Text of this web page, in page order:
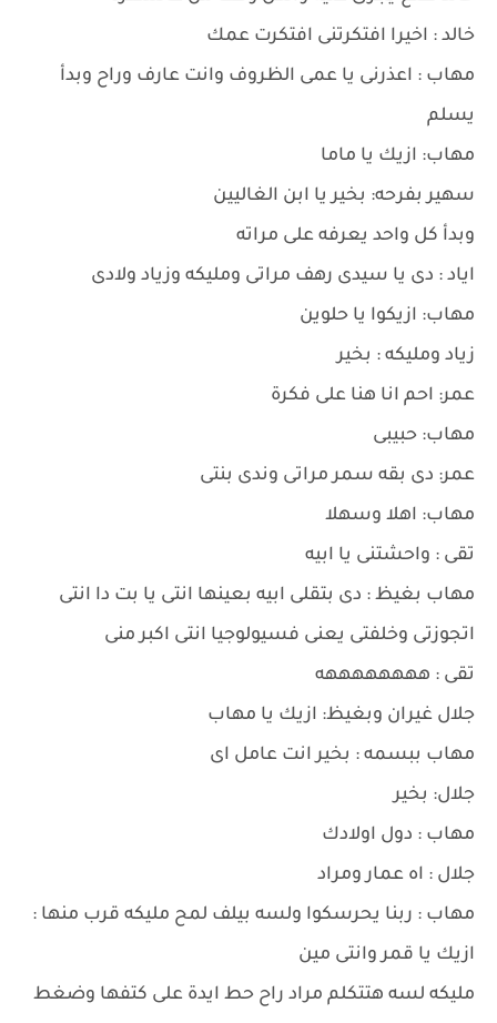
خالد : اخيرا افتكرتنى افتكرت عمك
مهاب : اعذرنى يا عمى الظروف وانت عارف وراح وبدأ
يسلم
مهاب: ازيك يا ماما
سهير بفرحه: بخير يا ابن الغاليين
وبدأ كل واحد يعرفه على مراته
اياد : دى يا سيدى رهف مراتى ومليكه وزياد ولادى
مهاب: ازيكوا يا حلوين
زياد ومليكه : بخير
عمر: احم انا هنا على فكرة
مهاب: حبيبى
عمر: دى بقه سمر مراتى وندى بنتى
مهاب: اهلا وسهلا
تقى : واحشتنى يا ابيه
مهاب بغيظ : دى بتقلى ابيه بعينها انتى يا بت دا انتى
اتجوزتى وخلفتى يعنى فسيولوجيا انتى اكبر منى
تقى : ههههههههه
جلال غيران وبغيظ: ازيك يا مهاب
مهاب ببسمه : بخير انت عامل اى
جلال: بخير
مهاب : دول اولادك
جلال : اه عمار ومراد
مهاب : ربنا يحرسكوا ولسه بيلف لمح مليكه قرب منها :
ازيك يا قمر وانتى مين
مليكه لسه هتتكلم مراد راح حط ايدة على كتفها وضغط